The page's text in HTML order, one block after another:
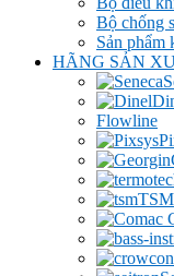
Bộ chống
Sản phẩm
HÃNG SẢN
Flowline
TSM